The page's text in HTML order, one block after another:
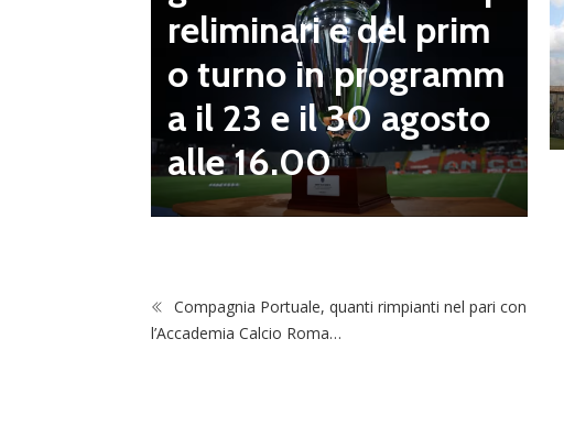
reliminari e del prim
o turno in programm
a il 23 e il 30 agosto
alle 16.00
Compagnia Portuale, quanti rimpianti nel pari con
l’Accademia Calcio Roma…